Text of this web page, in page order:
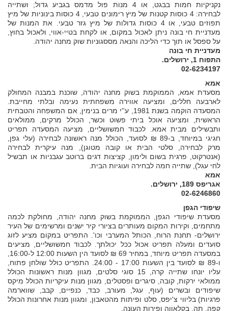
נקניקיות חמות בבגט, או 4 מנות פול מדמס בגביע גדול; ושתייה
לבחירה: 4 כוסות קטנות של מיץ רימונים טבעי, 4 כוסות בינוניות של מיץ
תפוזים טבעי, או 4 כוסות גדולות של מיץ גזר טבעי. את המנות של
מעדניית חי בונה ניתן לאכול במקום, או לקחת בטיי-אווי, ולאכול בחוץ,
על ספסל או תוך כדי הליכה והנאה מססגוניות שוק מחנה יהודה.
מעדניית חי בונה
התפוח 1, ירושלים.
02-6234197
אמא
מסעדת אמא, הממוקמת בשוק מחנה יהודה, שוכנת במבנה המחולק
לארבעה חללים, ומציעה אווירה משפחתית נעימה ובלתי מחייבת.
המסעדה הוקמה בשנת 1981, ע''י מרים בנימין, אם המשפחה והטבחית
הראשית, ומציעה אוכל ביתי פשוט וכשר, הכולל מרקים, ממולאים
ותבשילים מבית אמא. לכבוד חמשושליים, מציעה המסעדה תפריט
חגיגי במיוחד, ב-89 ₪ לסועד, הכולל מנה ראשונה לבחירה (עלי גפן,
מרק לבחירה, סלטי הבית או קובה מטוגן), מנה עיקרית לבחירה
(אנטרקוט, פרגית בשום ולימון, קציצות דגים ברוטב עגבניות או תבשיל
לחי עגל), שתייה חמה לבחירה ועוגיות הבית.
אמא
אגריפס 189, ירושלים.
02-6246860
שיפודי הגפן
מסעדת שיפודי הגפן, הממוקמת בשוק מחנה יהודה, מחולקת לכמה
מתחמים, וקירות המקום מעותרים בציורי קיר ישנים ומרשימים של העיר
ירושלים- תחנת הרוח, הכותל המערבי וכו'. התפריט במקום מציע לזוג
סועדים ומעלה תפריט אכול ככל יכולתך. לכבוד חמשושליים, מציעים
ו-89 ₪ לסועד בין השעות 17:00 - 24:00. התפריט כולל שולחן פתוח,
עליו יונחו שתייה קרה, 15 סוגי סלטים, מגוון מנות ראשונות הכולל
ממולאי ירקות, קובה, סיגרים ופסטלים, מגוון מנות עיקריות הכולל מיקס
שיפודים ובשרים (עוף, עגל, מעורב, כבד, כנפיים, קבב, שווארמה
פרגיות) בליווי צ'יפס, סלט ופיתות מהטאבון, ומגוון מנות אחרונות הכולל
קפה, תה, בקלאווה ופירות העונה.